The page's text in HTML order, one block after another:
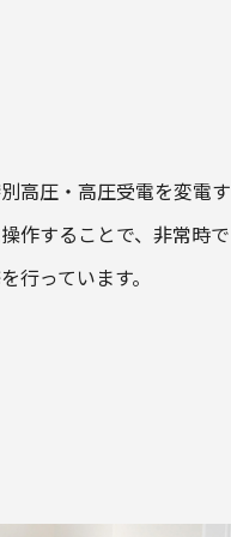
高圧・高圧受電を変電す
作することで、非常時で
行っています。